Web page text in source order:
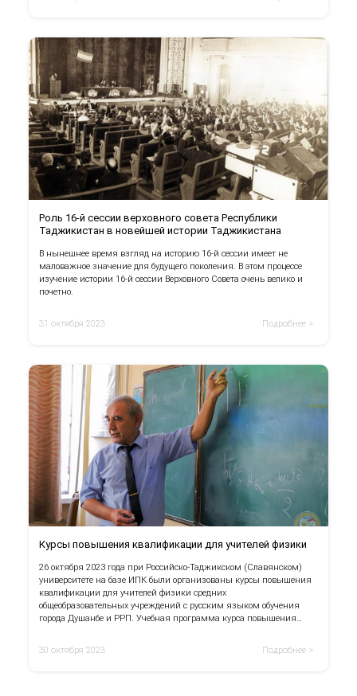
Роль 16-й сессии верховного совета Республики
Таджикистан в новейшей истории Таджикистана
В нынешнее время взгляд на историю 16-й сессии имеет не
маловажное значение для будущего поколения. В этом процессе
изучение истории 16-й сессии Верховного Совета очень велико и
почетно.
31 октября 2023 Подробнее >
Курсы повышения квалификации для учителей физики
26 октября 2023 года при Российско-Таджикском (Славянском)
университете на базе ИПК были организованы курсы повышения
квалификации для учителей физики средних
общеобразовательных учреждений с русским языком обучения
города Душанбе и РРП. Учебная программа курса повышения
учащимися в рамках современного урока.
30 октября 2023 Подробнее >